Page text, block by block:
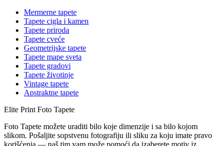
Mermerne tapete
Tapete cigla i kamen
Tapete priroda
Tapete cveće
Geometrijske tapete
Tapete mape sveta
Tapete gradovi
Tapete životinje
Vintage tapete
Apstraktne tapete
Elite Print Foto Tapete
Foto Tapete možete uraditi bilo koje dimenzije i sa bilo kojom
slikom. Pošaljite sopstvenu fotografiju ili sliku za koju imate pravo
korišćenja — naš tim vam može pomoći da izaberete motiv iz